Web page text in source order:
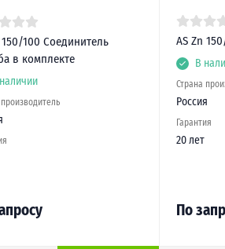
150/100 Соединитель
в комплекте
AS Zn
В
Страна
Россия
Гарантия
20 лет
По